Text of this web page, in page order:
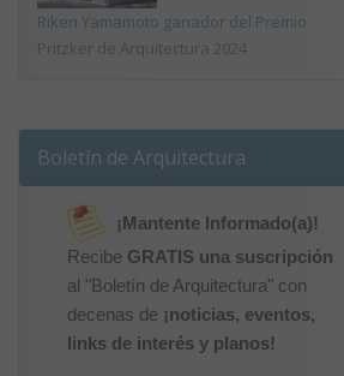
Riken Yamamoto ganador del Premio
Pritzker de Arquitectura 2024
Boletín de Arquitectura
¡Mantente Informado(a)!
Recibe GRATIS una suscripción
al "Boletín de Arquitectura" con
decenas de ¡noticias, eventos,
links de interés y planos!